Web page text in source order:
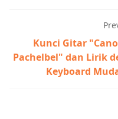
Kunci Gitar
Pachelbel" dan Lirik
Keyboard